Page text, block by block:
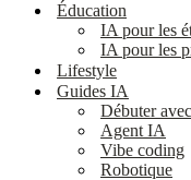
Éducation
IA pour les
IA pour les
Lifestyle
Guides IA
Débuter
Agent IA
Vibe coding
Robotique